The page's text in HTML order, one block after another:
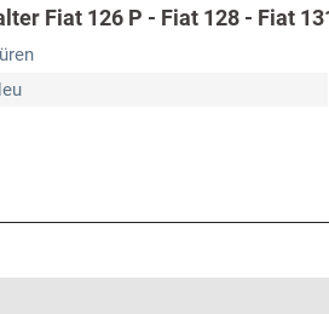
Fiat 126 P - Fiat 128 - Fiat